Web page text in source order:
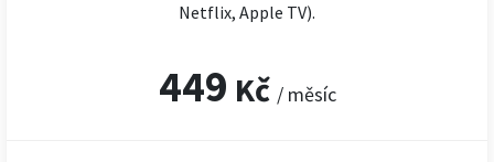
Netflix, Apple TV).
449 Kč / měsíc